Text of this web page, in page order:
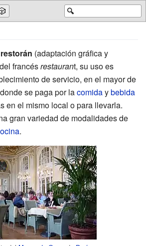
🔍
restorán (adaptación gráfica y
francésrestaurant, su uso es
de servicio, en el mayor de
se paga por lacomidaybebida
en el mismo local o para llevarla.
gran variedad de modalidades de
.